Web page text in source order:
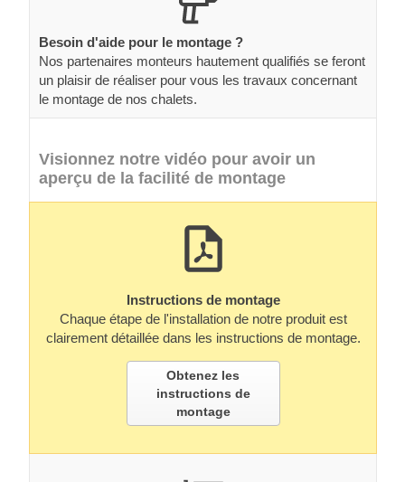
Besoin d'aide pour le montage ?
Nos partenaires monteurs hautement qualifiés se feront
un plaisir de réaliser pour vous les travaux concernant
le montage de nos chalets.
Visionnez notre vidéo pour avoir un
aperçu de la facilité de montage
Instructions de montage
Chaque étape de l'installation de notre produit est
clairement détaillée dans les instructions de montage.
Obtenez les
instructions de
montage